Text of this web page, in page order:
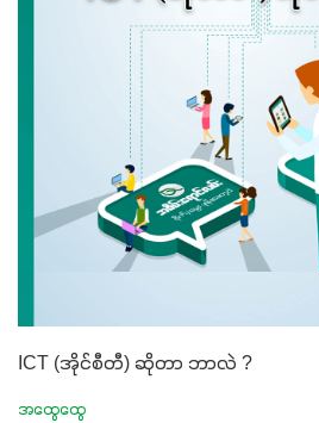
ICT (အိုင်စီတီ) ဆိုတာ ဘာလဲ ?
အထွေထွေ